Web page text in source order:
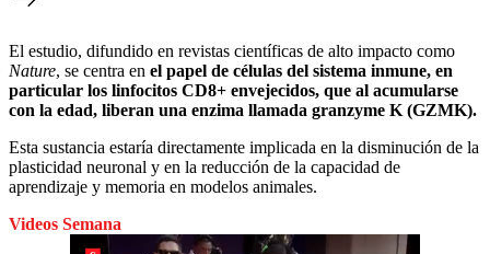
El estudio, difundido en revistas científicas de alto impacto como
Nature, se centra en el papel de células del sistema inmune, en
particular los linfocitos CD8+ envejecidos, que al acumularse
con la edad, liberan una enzima llamada granzyme K (GZMK).
Esta sustancia estaría directamente implicada en la disminución de la
plasticidad neuronal y en la reducción de la capacidad de
aprendizaje y memoria en modelos animales.
Videos Semana